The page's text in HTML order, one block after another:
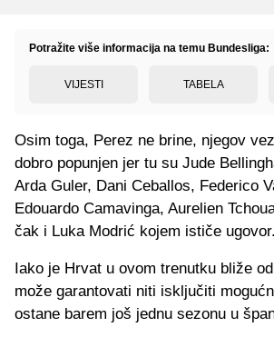
Potražite više informacija na temu Bundesliga:
VIJESTI TABELA
Osim toga, Perez ne brine, njegov
dobro popunjen jer tu su Jude
Arda Guler, Dani Ceballos, Federico
Edouardo Camavinga, Aurelien
čak i Luka Modrić kojem ističe ugovor.
Iako je Hrvat u ovom trenutku bliže
može garantovati niti isključiti
ostane barem još jednu sezonu u